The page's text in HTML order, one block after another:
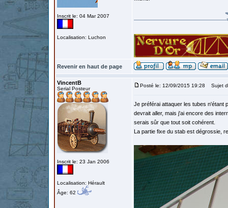
Inscrit le: 04 Mar 2007
Localisation: Luchon
Revenir en haut de page
VincentB
Serial Posteur
Inscrit le: 23 Jan 2006
Localisation: Hérault
Âge: 62
Posté le: 12/09/2015 19:28 Sujet
Je préférai attaquer les tubes n'étant
devrait aller, mais j'ai encore des
serais sûr que tout soit cohérent.
La partie fixe du stab est dégrossie,